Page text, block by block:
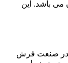
می ‌باشد. این
در صنعت فرش